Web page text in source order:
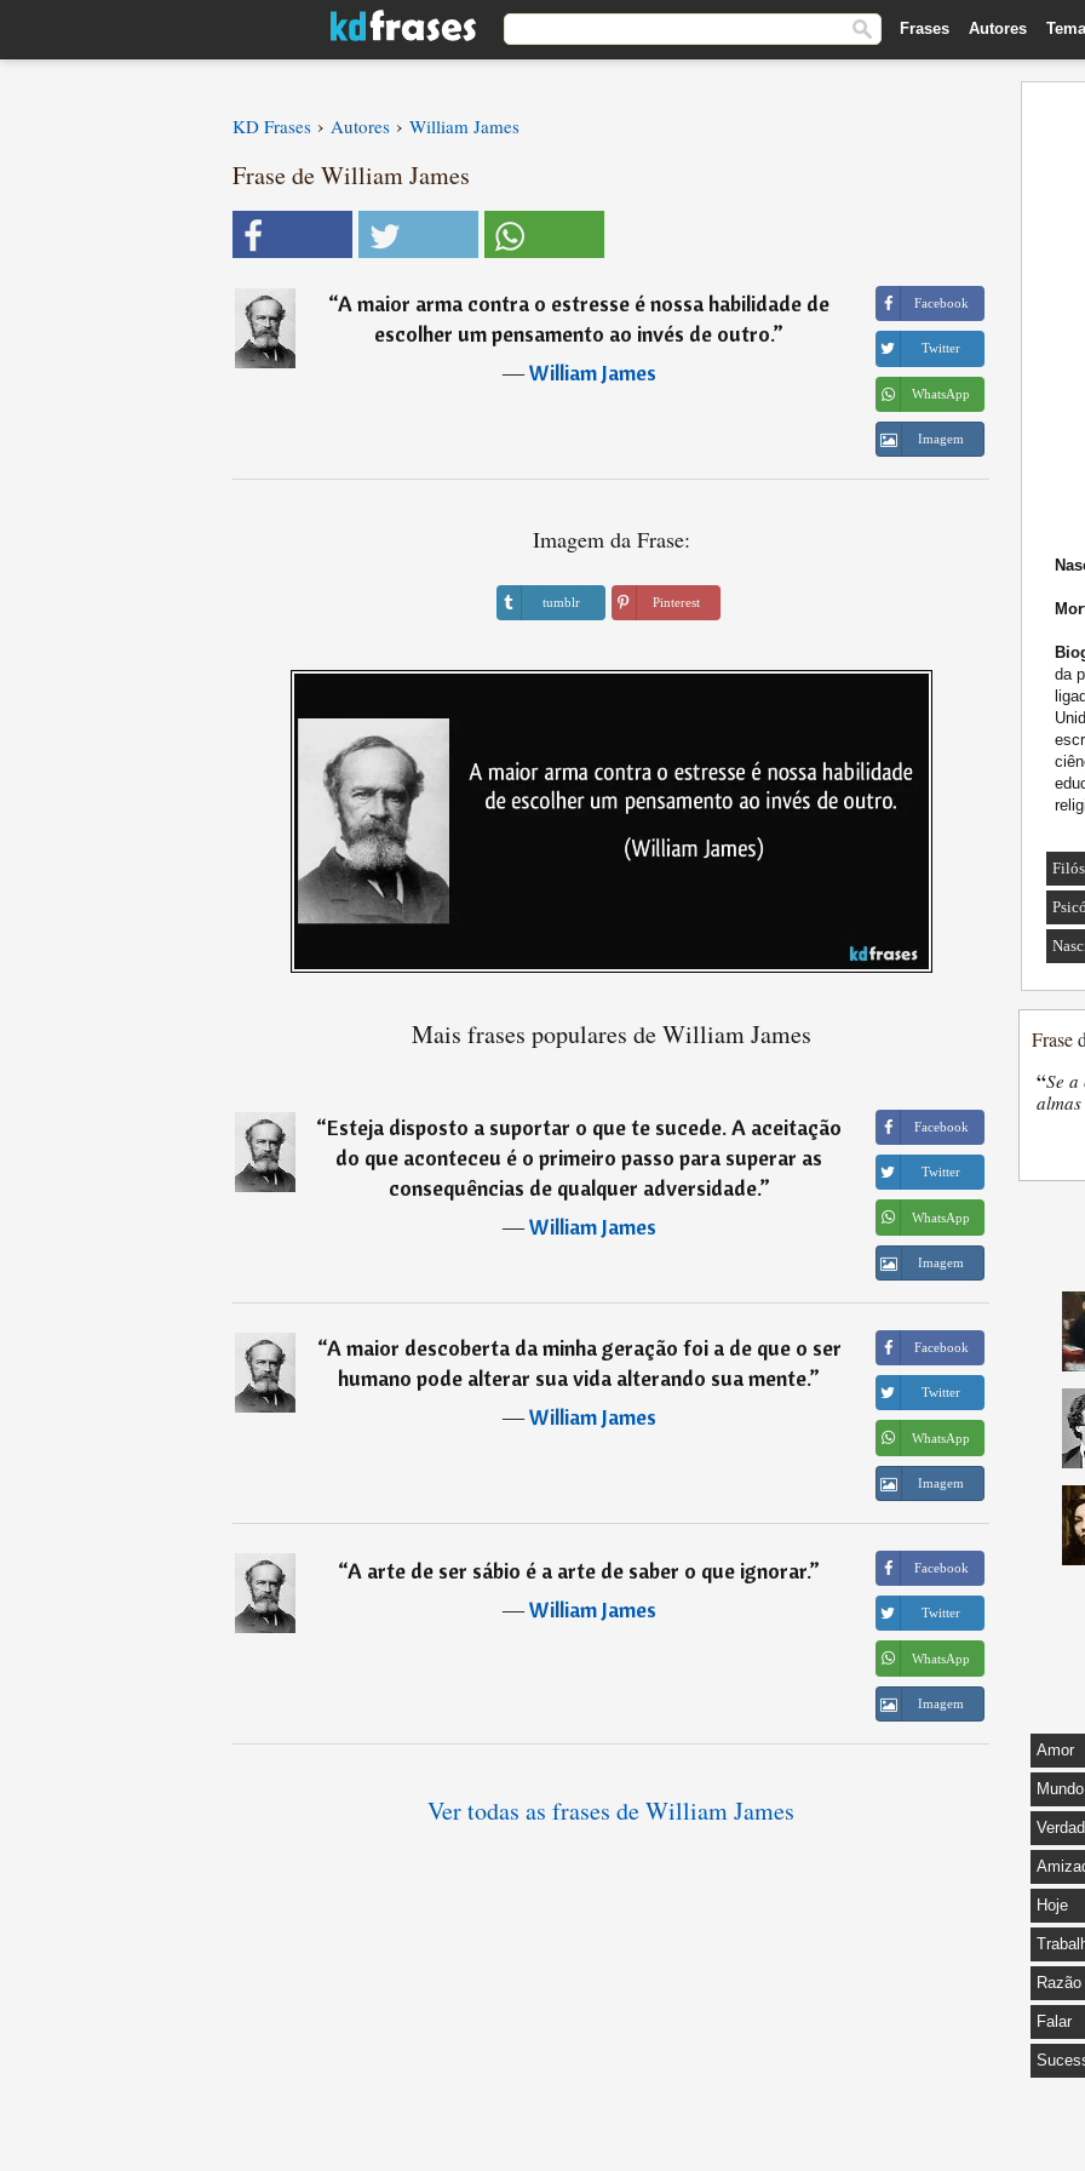
Frases Autores
KD Frases › Autores › William James
Frase de William James
“A maior arma contra o estresse é nossa habilidade de
escolher um pensamento ao invés de outro.”
―William James
Facebook
Twitter
WhatsApp
Imagem
Imagem da Frase:
tumblr Pinterest
Mais frases populares de William James
“Esteja disposto a suportar o que te sucede. A aceitação
do que aconteceu é o primeiro passo para superar as
consequências de qualquer adversidade.”
―William James
Facebook
Twitter
WhatsApp
Imagem
“A maior descoberta da minha geração foi a de que o ser
humano pode alterar sua vida alterando sua mente.”
―William James
Facebook
Twitter
WhatsApp
Imagem
“A arte de ser sábio é a arte de saber o que ignorar.”
―William James
Facebook
Twitter
WhatsApp
Imagem
Ver todas as frases de William James
da
Frase
“Se
Amor
Mundo
Hoje
Razão
Falar